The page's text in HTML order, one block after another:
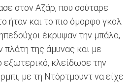
στον Αζάρ, που σούταρε
ήταν και το πιο όμορφο γκολ
έκρυψαν την μπάλα,
πλάτη της άμυνας και με
κλείδωσε την
με τη Ντόρτμουντ να είχε